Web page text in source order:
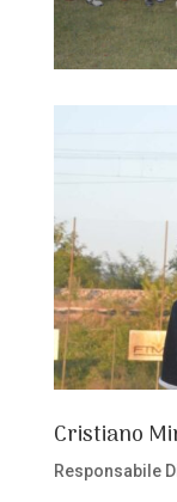
Cristiano
Responsabile